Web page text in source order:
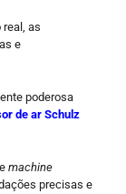
real, as
e
poderosa
de ar Schulz
machine
precisas e